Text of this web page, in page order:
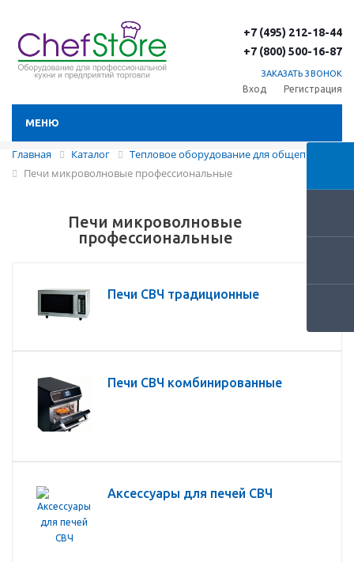
+7 (495) 212-18-44
+7 (800) 500-16-87
ЗАКАЗАТЬ ЗВОНОК
Вход Регистрация
МЕНЮ
Главная Каталог
Тепловое оборудование для общепита
Печи микроволновые профессиональные
Печи микроволновые
профессиональные
Печи СВЧ традиционные
Печи СВЧ комбинированные
Аксессуары для печей СВЧ